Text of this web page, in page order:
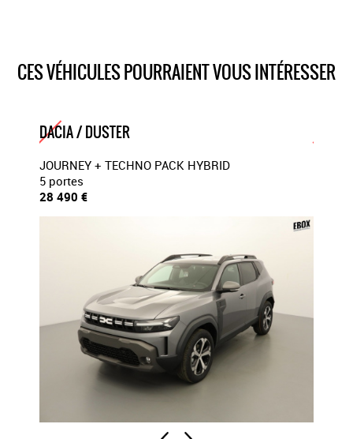
caméra 360
CES VÉHICULES POURRAIENT VOUS INTÉRESSER
DACIA / DUSTER
JOURNEY + TECHNO PACK HYBRID
5 portes
28 490 €